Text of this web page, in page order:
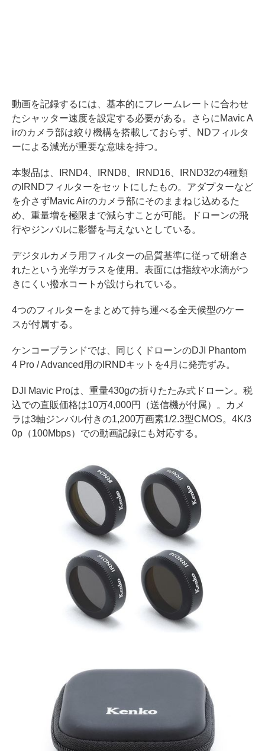
動画を記録するには、基本的にフレームレートに合わせ
たシャッター速度を設定する必要がある。さらにMavic A
irのカメラ部は絞り機構を搭載しておらず、NDフィルタ
ーによる減光が重要な意味を持つ。
本製品は、IRND4、IRND8、IRND16、IRND32の4種類
のIRNDフィルターをセットにしたもの。アダプターなど
を介さずMavic Airのカメラ部にそのままねじ込めるた
め、重量増を極限まで減らすことが可能。ドローンの飛
行やジンバルに影響を与えないとしている。
デジタルカメラ用フィルターの品質基準に従って研磨さ
れたという光学ガラスを使用。表面には指紋や水滴がつ
きにくい撥水コートが設けられている。
4つのフィルターをまとめて持ち運べる全天候型のケー
スが付属する。
ケンコーブランドでは、同じくドローンのDJI Phantom
4 Pro / Advanced用のIRNDキットを4月に発売ずみ。
DJI Mavic Proは、重量430gの折りたたみ式ドローン。税
込での直販価格は10万4,000円（送信機が付属）。カメ
ラは3軸ジンバル付きの1,200万画素1/2.3型CMOS。4K/3
0p（100Mbps）での動画記録にも対応する。